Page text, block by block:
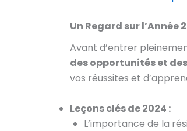
Un Regard sur l’Année
Avant d’entrer
des opportunités et
vos réussites et
Leçons clés de 2024 :
L’importance de la